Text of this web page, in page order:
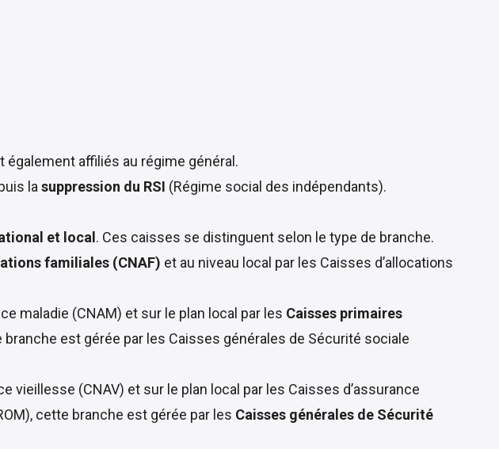
affiliés au régime général.
la suppression du RSI (Régime social des indépendants).
et local . Ces caisses se distinguent selon le type de branche.
familiales (CNAF) et au niveau local par les Caisses d’allocations
maladie (CNAM) et sur le plan local par les Caisses primaires
branche est gérée par les Caisses générales de Sécurité sociale
vieillesse (CNAV) et sur le plan local par les Caisses d’assurance
cette branche est gérée par les Caisses générales de Sécurité